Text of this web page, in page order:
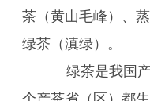
茶（黄山毛峰）、
绿茶（滇绿）。
绿茶是我国产